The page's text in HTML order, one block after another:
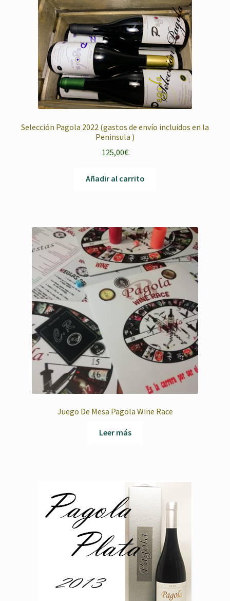
Selección Pagola 2022 (gastos de envío incluidos en la
Peninsula )
125,00€
Añadir al carrito
Juego De Mesa Pagola Wine Race
Leer más